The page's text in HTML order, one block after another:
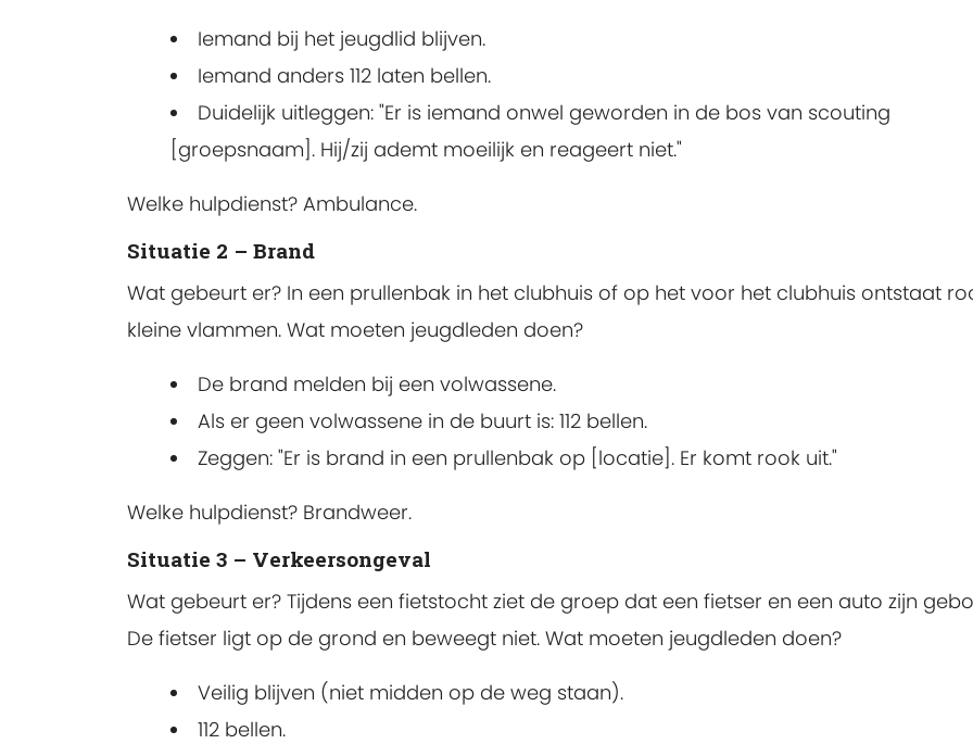
Iemand bij het jeugdlid blijven.
Iemand anders 112 laten bellen.
Duidelijk uitleggen: "Er is iemand onwel geworden in de bos van scouting
[groepsnaam]. Hij/zij ademt moeilijk en reageert niet."
Welke hulpdienst? Ambulance.
Situatie 2 – Brand
Wat gebeurt er? In een prullenbak in het clubhuis of op het voor het clubhuis ontstaat
kleine vlammen. Wat moeten jeugdleden doen?
De brand melden bij een volwassene.
Als er geen volwassene in de buurt is: 112 bellen.
Zeggen: "Er is brand in een prullenbak op [locatie]. Er komt rook uit."
Welke hulpdienst? Brandweer.
Situatie 3 – Verkeersongeval
Wat gebeurt er? Tijdens een fietstocht ziet de groep dat een fietser en een auto zijn
De fietser ligt op de grond en beweegt niet. Wat moeten jeugdleden doen?
Veilig blijven (niet midden op de weg staan).
112 bellen.